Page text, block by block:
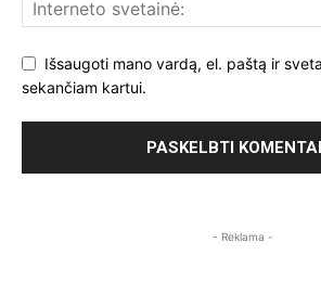
Išsaugoti mano vardą, el. paštą ir
sekančiam kartui.
- Reklama -